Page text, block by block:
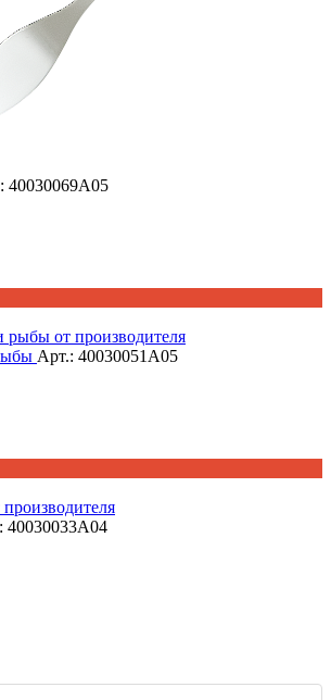
40030069А05
Арт.: 40030051А05
40030033А04